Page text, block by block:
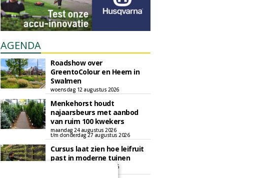
AGENDA
Roadshow over
GreentoColour en Heem in
Swalmen
woensdag 12 augustus 2026
Menkehorst houdt
najaarsbeurs met aanbod
van ruim 100 kwekers
maandag 24 augustus 2026
t/m donderdag 27 augustus 2026
Cursus laat zien hoe leifruit
past in moderne tuinen
woensdag 26 augustus 2026